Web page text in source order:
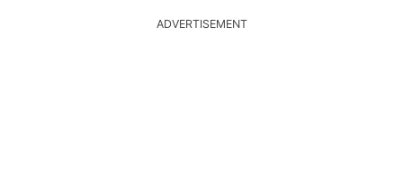
ADVERTISEMENT